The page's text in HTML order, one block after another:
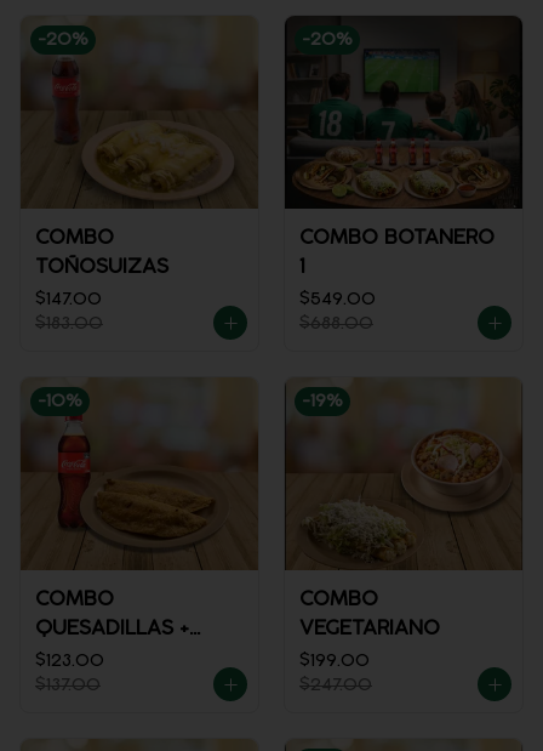
-20%
COMBO
TOÑOSUIZAS
$147.00
$183.00
-20%
COMBO BOTANERO
1
$549.00
$688.00
-10%
COMBO
QUESADILLAS +
REFRESCO
$123.00
$137.00
-19%
COMBO
VEGETARIANO
$199.00
$247.00